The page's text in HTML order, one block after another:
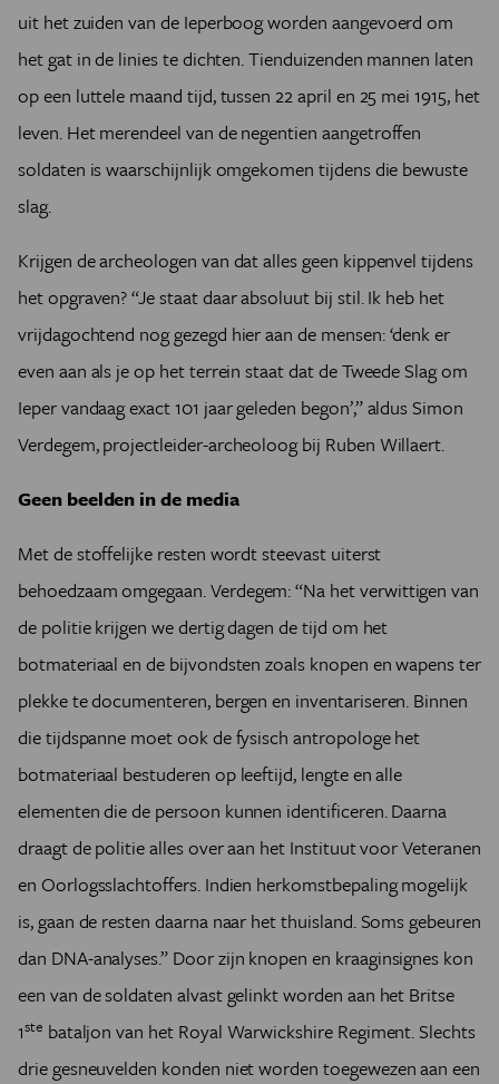
uit het zuiden van de Ieperboog worden aangevoerd om
het gat in de linies te dichten. Tienduizenden mannen laten
op een luttele maand tijd, tussen 22 april en 25 mei 1915, het
leven. Het merendeel van de negentien aangetroffen
soldaten is waarschijnlijk omgekomen tijdens die bewuste
slag.
Krijgen de archeologen van dat alles geen kippenvel tijdens
het opgraven? “Je staat daar absoluut bij stil. Ik heb het
vrijdagochtend nog gezegd hier aan de mensen: ‘denk er
even aan als je op het terrein staat dat de Tweede Slag om
Ieper vandaag exact 101 jaar geleden begon’,” aldus Simon
Verdegem, projectleider-archeoloog bij Ruben Willaert.
Geen beelden in de media
Met de stoffelijke resten wordt steevast uiterst
behoedzaam omgegaan. Verdegem: “Na het verwittigen van
de politie krijgen we dertig dagen de tijd om het
botmateriaal en de bijvondsten zoals knopen en wapens ter
plekke te documenteren, bergen en inventariseren. Binnen
die tijdspanne moet ook de fysisch antropologe het
botmateriaal bestuderen op leeftijd, lengte en alle
elementen die de persoon kunnen identificeren. Daarna
draagt de politie alles over aan het Instituut voor Veteranen
en Oorlogsslachtoffers. Indien herkomstbepaling mogelijk
is, gaan de resten daarna naar het thuisland. Soms gebeuren
dan DNA-analyses.” Door zijn knopen en kraaginsignes kon
een van de soldaten alvast gelinkt worden aan het Britse
1ste bataljon van het Royal Warwickshire Regiment. Slechts
drie gesneuvelden konden niet worden toegewezen aan een